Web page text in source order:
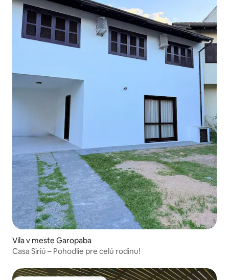
Vila v meste Garopaba
Casa Siriú – Pohodlie pre celú rodinu!